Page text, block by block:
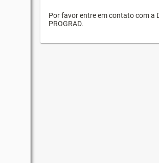
Por favor entre em contato com a
PROGRAD.